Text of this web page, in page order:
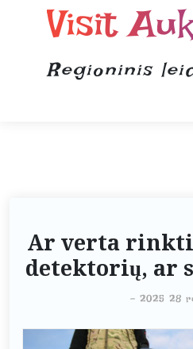
Visit
Regioninis
Ar verta
detektorių, ar
- 2025 28